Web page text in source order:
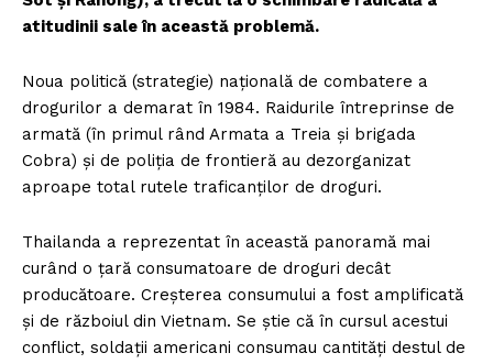
atitudinii sale în această problemă.
Noua politică (strategie) naţională de combatere a
drogurilor a demarat în 1984. Raidurile întreprinse de
armată (în primul rând Armata a Treia şi brigada
Cobra) şi de poliţia de frontieră au dezorganizat
aproape total rutele traficanţilor de droguri.
Thailanda a reprezentat în această panoramă mai
curând o ţară consumatoare de droguri decât
producătoare. Creşterea consumului a fost amplificată
şi de războiul din Vietnam. Se ştie că în cursul acestui
conflict, soldaţii americani consumau cantităţi destul de